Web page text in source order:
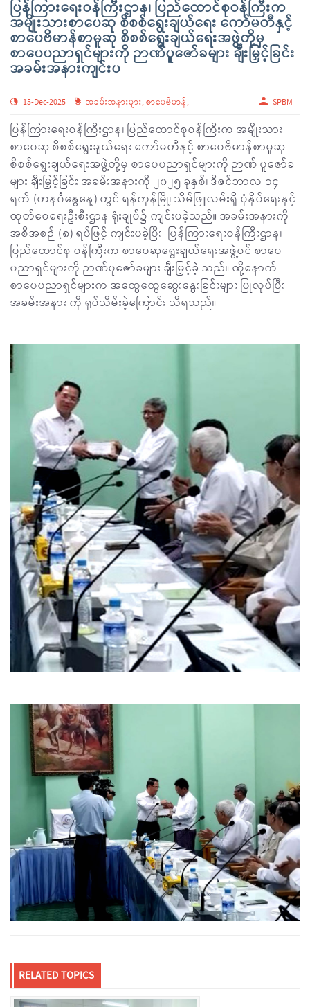
ပြန်ကြားရေးဝန်ကြီးဌာန၊ ပြည်ထောင်စုဝန်ကြီးက
အမျိုးသားစာပေဆု စိစစ်ရွေးချယ်ရေး ကော်မတီနှင့်
စာပေဗိမာန်စာမူဆု စိစစ်ရွေးချယ်ရေးအဖွဲ့တို့မှ
စာပေပညာရှင်များကို ဉာဏ်ပူဇော်ခများ ချီးမြှင့်ခြင်း
အခမ်းအနားကျင်းပ
15-Dec-2025 အခမ်းအနားများ,စာပေဗိမာန်, SPBM
ပြန်ကြားရေးဝန်ကြီးဌာန၊ ပြည်ထောင်စုဝန်ကြီးက အမျိုးသား
စာပေဆု စိစစ်ရွေးချယ်ရေး ကော်မတီနှင့် စာပေဗိမာန်စာမူဆု
စိစစ်ရွေးချယ်ရေးအဖွဲ့တို့မှ စာပေပညာရှင်များကို ဉာဏ် ပူဇော်ခ
များ ချီးမြှင့်ခြင်း အခမ်းအနားကို ၂၀၂၅ ခုနှစ်၊ ဒီဇင်ဘာလ ၁၄
ရက် (တနင်္ဂနွေနေ့) တွင် ရန်ကုန်မြို့၊ သိမ်ဖြူလမ်းရှိ ပုံနှိပ်ရေးနှင့်
ထုတ်ဝေရေးဦးစီးဌာန ရုံးချုပ်၌ ကျင်းပခဲ့သည်။ အခမ်းအနားကို
အစီအစဉ် (၈) ရပ်ဖြင့် ကျင်းပခဲ့ပြီး ပြန်ကြားရေးဝန်ကြီးဌာန၊
ပြည်ထောင်စု ဝန်ကြီးက စာပေဆုရွေးချယ်ရေးအဖွဲ့ဝင် စာပေ
ပညာရှင်များကို ဉာဏ်ပူဇော်ခများ ချီးမြှင့်ခဲ့ သည်။ ထို့နောက်
စာပေပညာရှင်များက အထွေထွေဆွေးနွေးခြင်းများ ပြုလုပ်ပြီး
အခမ်းအနား ကို ရုပ်သိမ်းခဲ့ကြောင်း သိရသည်။
RELATED TOPICS